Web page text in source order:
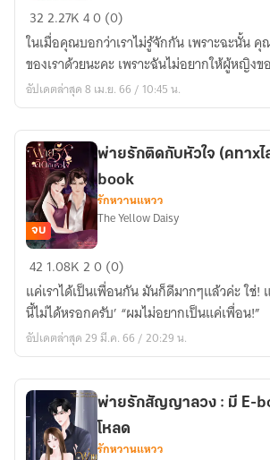
เธอ
คือ
วัน
ฉัน
คือ
322.27K40 (0)
ในเมื่อคุณบอกว่าเราไม่รู้จักกัน เพราะฉะนั้น คุ
ของเราด้วยนะคะ เพราะฉันไม่อยากให้ผู้หญิง
อัปเดตล่าสุด 8 เม.ย. 66 / 10:45 น.
พ่าย
รัก
ติด
กับ
หัวใจ
มีE-
book
จบ
พ่ายรักติดกับหัวใจ (คทาxไ
book
รักหวานแหวว
The Yellow Daisy
42 1.08K20 (0)
แค่เราได้เป็นเพื่อนกัน มันก็ดีมากๆแล้วค่ะ ใช่!
นี้ไม่ได้หรอกครับ’ “ผมไม่อยากเป็นแค่เพื่อน!”
อัปเดตล่าสุด 29 มี.ค. 66 / 20:29 น.
พ่ายรักสัญญาลวง : มี E-
โหลด
รักหวานแหวว